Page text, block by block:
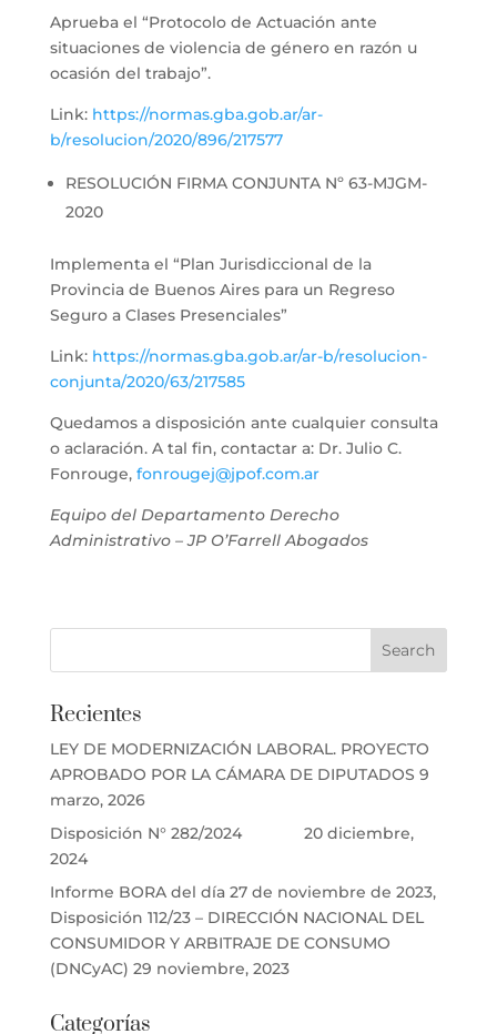
Aprueba el “Protocolo de Actuación ante
situaciones de violencia de género en razón u
ocasión del trabajo”.
Link: https://normas.gba.gob.ar/ar-
b/resolucion/2020/896/217577
RESOLUCIÓN FIRMA CONJUNTA Nº 63-MJGM-
2020
Implementa el “Plan Jurisdiccional de la
Provincia de Buenos Aires para un Regreso
Seguro a Clases Presenciales”
Link: https://normas.gba.gob.ar/ar-b/resolucion-
conjunta/2020/63/217585
Quedamos a disposición ante cualquier consulta
o aclaración. A tal fin, contactar a: Dr. Julio C.
Fonrouge, fonrougej@jpof.com.ar
Equipo del Departamento Derecho
Administrativo – JP O’Farrell Abogados
Recientes
LEY DE MODERNIZACIÓN LABORAL. PROYECTO
APROBADO POR LA CÁMARA DE DIPUTADOS 9
marzo, 2026
Disposición N° 282/2024
20 diciembre,
2024
Informe BORA del día 27 de noviembre de 2023,
Disposición 112/23 – DIRECCIÓN NACIONAL DEL
CONSUMIDOR Y ARBITRAJE DE CONSUMO
(DNCyAC) 29 noviembre, 2023
Categorías